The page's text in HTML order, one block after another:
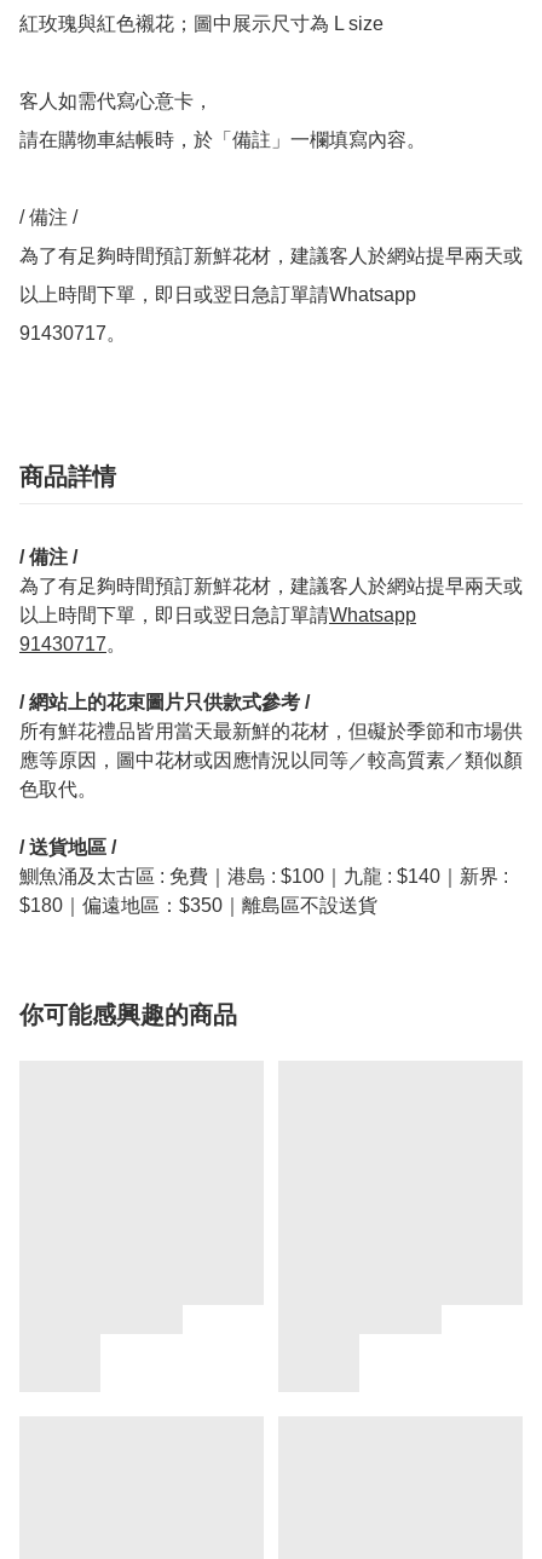
紅玫瑰與紅色襯花；圖中展示尺寸為 L size
客人如需代寫心意卡，
請在購物車結帳時，於「備註」一欄填寫內容。
/ 備注 /
為了有足夠時間預訂新鮮花材，建議客人於網站提早兩天或
以上時間下單，即日或翌日急訂單請Whatsapp
91430717。
商品詳情
/ 備注 /
為了有足夠時間預訂新鮮花材，建議客人於網站提早兩天或
以上時間下單，即日或翌日急訂單請Whatsapp
91430717。
/ 網站上的花束圖片只供款式參考 /
所有鮮花禮品皆用當天最新鮮的花材，但礙於季節和市場供
應等原因，圖中花材或因應情況以同等／較高質素／類似顏
色取代。
/ 送貨地區 /
鰂魚涌及太古區 : 免費｜港島 : $100｜九龍 : $140｜新界 :
$180｜偏遠地區：$350｜離島區不設送貨
你可能感興趣的商品